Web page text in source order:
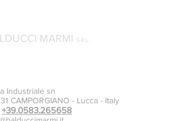
MARMI S.R.L.
Industriale sn
CAMPORGIANO - Lucca - Italy
+39.0583.265658